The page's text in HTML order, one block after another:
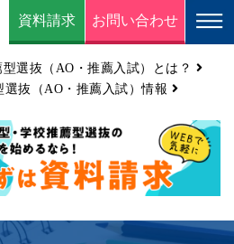
資料請求 お問い合わせ
選抜（AO・推薦入試）とは？
抜（AO・推薦入試）情報